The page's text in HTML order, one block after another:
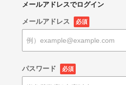
メールアドレスでログイン
メールアドレス 必須
パスワード 必須